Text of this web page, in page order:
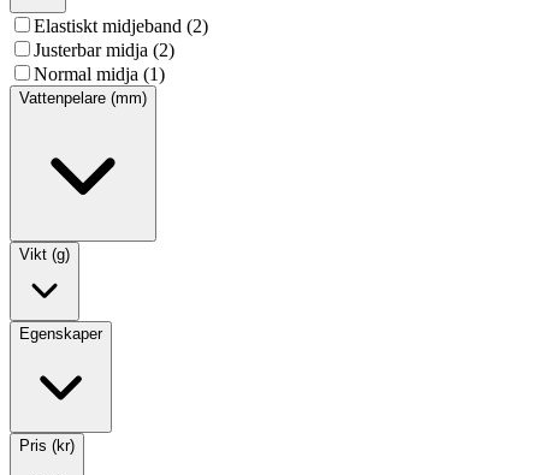
Elastiskt midjeband (2)
Justerbar midja (2)
Normal midja (1)
Vattenpelare (mm)
Vikt (g)
Egenskaper
Pris (kr)